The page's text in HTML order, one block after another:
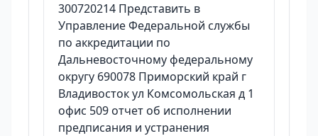
300720214 Представить в
Управление Федеральной службы
по аккредитации по
Дальневосточному федеральному
округу 690078 Приморский край г
Владивосток ул Комсомольская д 1
офис 509 отчет об исполнении
предписания и устранения